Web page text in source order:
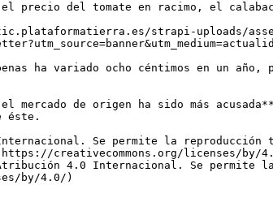
precio del tomate en racimo, el
strapi-uploads/
ha variado ocho céntimos en un
mercado de origen ha sido más
éste.
Internacional. Se permite la
creativecommons.org/licenses/
Atribución 4.0 Internacional. Se
by/4.0/)